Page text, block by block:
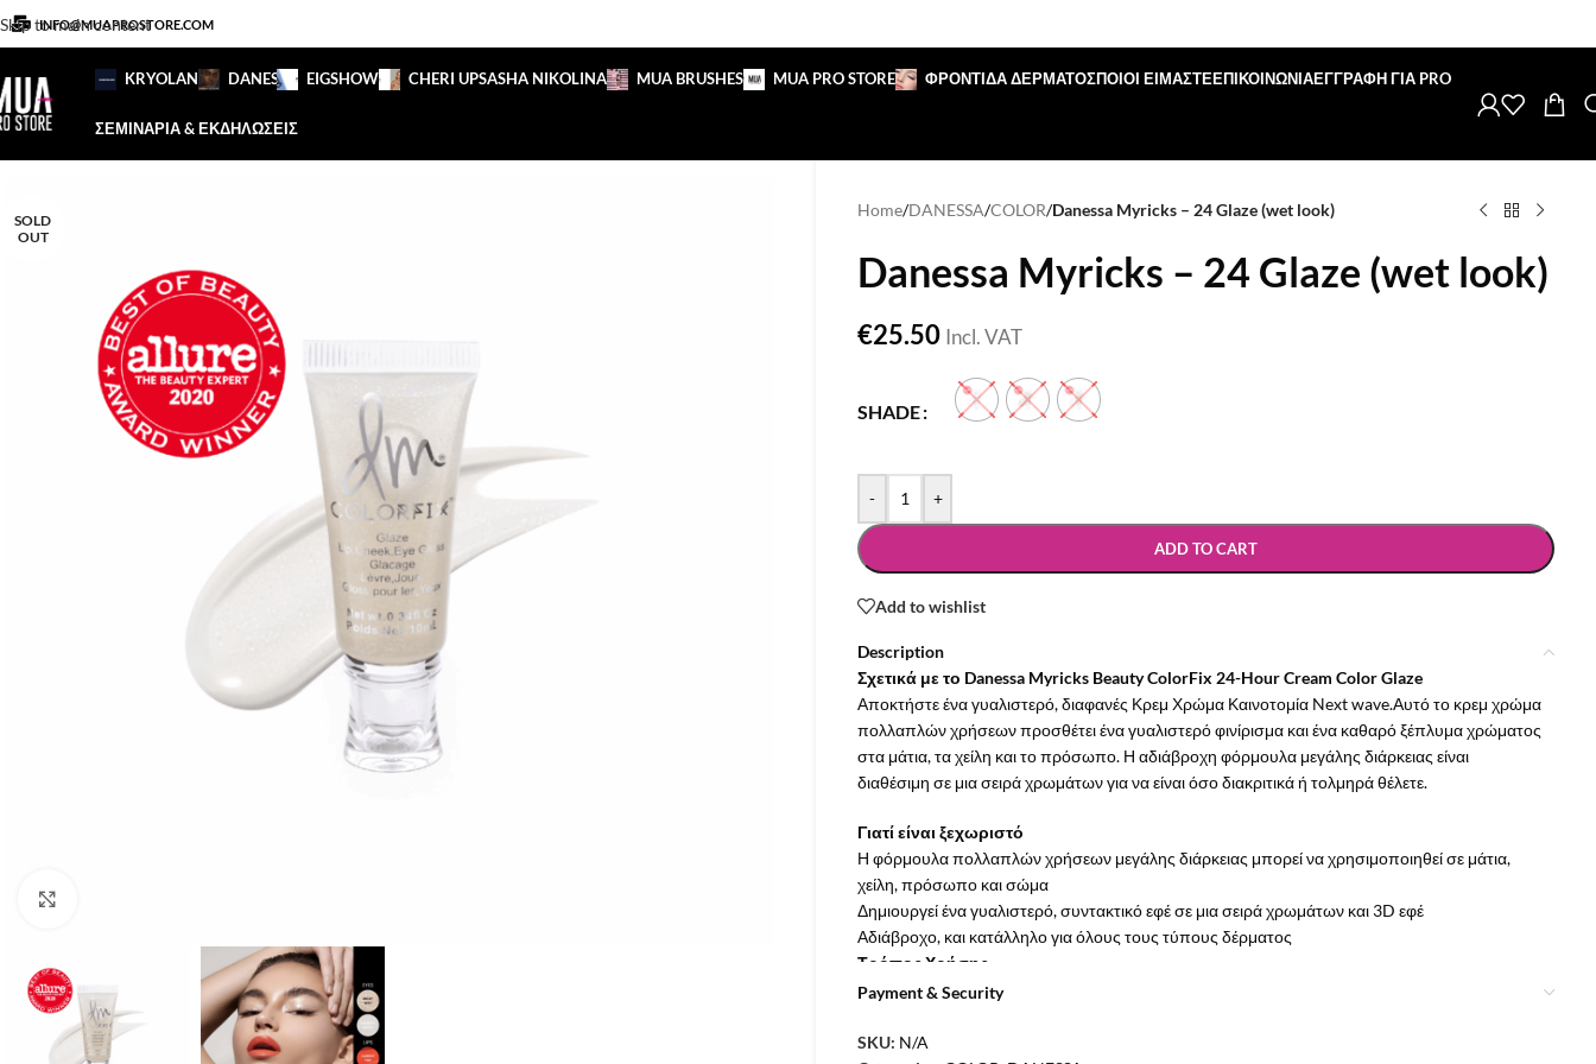
Skip to main content
INFO@MUAPROSTORE.COM
KRYOLAN DANESSA EIGSHOW CHERI UPSASHA NIKOLINA MUA BRUSHES MUA PRO STORE ΦΡΟΝΤΙΔΑ ΔΕΡΜΑΤΟΣΠΟΙΟΙ ΕΙΜΑΣΤΕΕΠΙΚΟΙΝΩΝΙΑΕΓΓΡΑΦΗ ΓΙΑ PRO
ΣΕΜΙΝΑΡΙΑ & ΕΚΔΗΛΩΣΕΙΣ
SOLD
OUT
Home/DANESSA/COLOR/Danessa Myricks – 24 Glaze (wet look)
Danessa Myricks – 24 Glaze (wet look)
€25.50 Incl. VAT
SHADE
- +
ADD TO CART
Add to wishlist
Description
Σχετικά με το Danessa Myricks Beauty ColorFix 24-Hour Cream Color Glaze
Αποκτήστε ένα γυαλιστερό, διαφανές Κρεμ Χρώμα Καινοτομία Next wave.Αυτό το κρεμ χρώμα
πολλαπλών χρήσεων προσθέτει ένα γυαλιστερό φινίρισμα και ένα καθαρό ξέπλυμα χρώματος
στα μάτια, τα χείλη και το πρόσωπο. Η αδιάβροχη φόρμουλα μεγάλης διάρκειας είναι
διαθέσιμη σε μια σειρά χρωμάτων για να είναι όσο διακριτικά ή τολμηρά θέλετε.
Γιατί είναι ξεχωριστό
Η φόρμουλα πολλαπλών χρήσεων μεγάλης διάρκειας μπορεί να χρησιμοποιηθεί σε μάτια,
χείλη, πρόσωπο και σώμα
Δημιουργεί ένα γυαλιστερό, συντακτικό εφέ σε μια σειρά χρωμάτων και 3D εφέ
Αδιάβροχο, και κατάλληλο για όλους τους τύπους δέρματος
Τρόπος Χρήσης
Εφαρμόστε απευθείας στο δέρμα με τα δάχτυλα ή με ένα πινέλο. Η φόρμουλα που στεγνώνει
καθαρίστε το με μια καρφίτσα.
Payment & Security
SKU: N/A